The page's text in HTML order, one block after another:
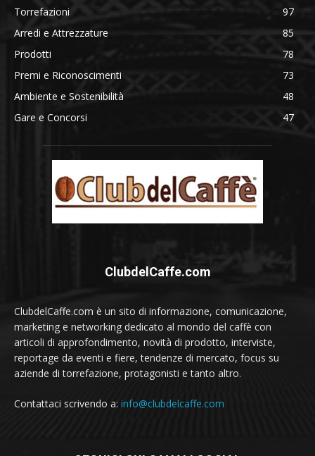
Torrefazioni
97
Arredi e Attrezzature
85
Prodotti
78
Premi e Riconoscimenti
73
Ambiente e Sostenibilità
48
Gare e Concorsi
47
ClubdelCaffe.com
ClubdelCaffe.com è un sito di informazione, comunicazione,
marketing e networking dedicato al mondo del caffè con
articoli di approfondimento, novità di prodotto, interviste,
reportage da eventi e fiere, tendenze di mercato, focus su
aziende di torrefazione, protagonisti e tanto altro.
Contattaci scrivendo a: info@clubdelcaffe.com